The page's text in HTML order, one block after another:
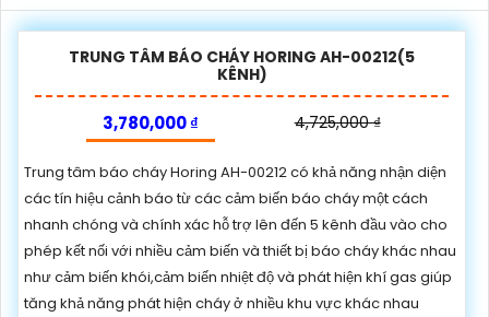
TRUNG TÂM BÁO CHÁY HORING AH-00212(5
KÊNH)
3,780,000 ₫ 4,725,000 ₫
Trung tâm báo cháy Horing AH-00212 có khả năng nhận diện
các tín hiệu cảnh báo từ các cảm biến báo cháy một cách
nhanh chóng và chính xác hỗ trợ lên đến 5 kênh đầu vào cho
phép kết nối với nhiều cảm biến và thiết bị báo cháy khác nhau
như cảm biến khói,cảm biến nhiệt độ và phát hiện khí gas giúp
tăng khả năng phát hiện cháy ở nhiều khu vực khác nhau